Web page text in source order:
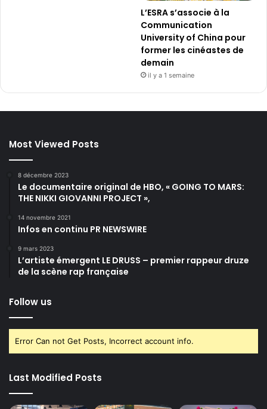
L’ESRA s’associe à la
Communication
University of China pour
former les cinéastes de
demain
il y a 1 semaine
Most Viewed Posts
8 décembre 2023
Le documentaire original de HBO, « GOING TO MARS:
THE NIKKI GIOVANNI PROJECT »,
14 novembre 2021
Infos en continu PR NEWSWIRE
9 mars 2023
L’artiste émergent LE DRUSS – premier rappeur druze
de la scène rap française
Follow us
Error Can not Get Posts, Incorrect account info.
Last Modified Posts